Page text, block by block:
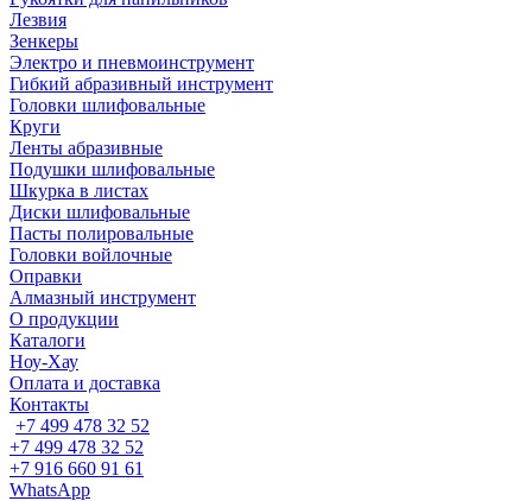
Лезвия
Зенкеры
Электро и пневмоинструмент
Гибкий абразивный инструмент
Головки шлифовальные
Круги
Ленты абразивные
Подушки шлифовальные
Шкурка в листах
Диски шлифовальные
Пасты полировальные
Головки войлочные
Оправки
Алмазный инструмент
О продукции
Каталоги
Ноу-Хау
Оплата и доставка
Контакты
+7 499 478 32 52
+7 499 478 32 52
+7 916 660 91 61
WhatsApp